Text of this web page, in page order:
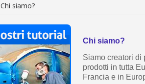
Chi siamo?
Chi siamo?
Siamo creatori di
prodotti in tutta
Francia e in